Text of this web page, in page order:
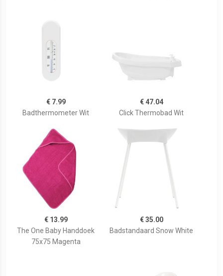
€ 7.99
Badthermometer Wit
€ 47.04
Click Thermobad Wit
€ 13.99
The One Baby Handdoek
75x75 Magenta
€ 35.00
Badstandaard Snow White